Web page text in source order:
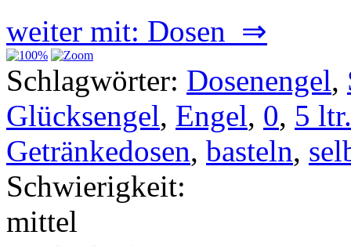
weiter mit: Dosen ⇒
Schlagwörter: Dosenengel,
Glücksengel, Engel, 0, 5
Getränkedosen, basteln,
Schwierigkeit:
mittel